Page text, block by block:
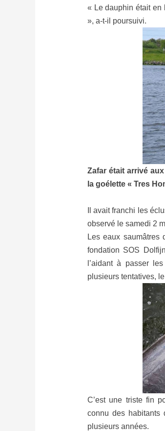
« Le dauphin était en
», a-t-il poursuivi.
Zafar était arrivé
la goélette « Tres
Il avait franchi les
observé le samedi 2
Les eaux saumâtres
fondation SOS
l’aidant à passer
plusieurs tentatives,
C’est une triste fin
connu des habitants
plusieurs années.